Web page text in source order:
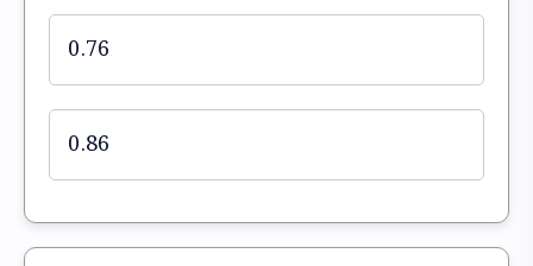
0.76
0.86